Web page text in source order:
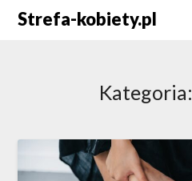
SkipStrefa-kobiety.pl
Kategoria: